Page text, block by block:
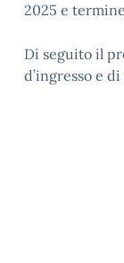
2025 e
Di seguito il
d’ingresso e